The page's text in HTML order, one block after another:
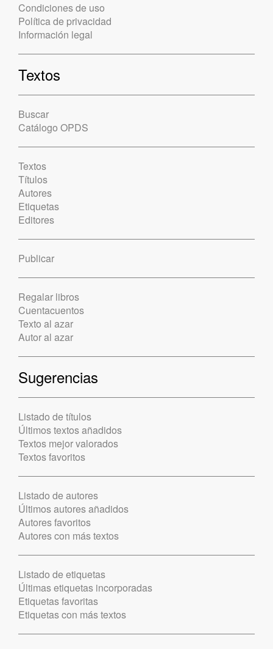
Condiciones de uso
Política de privacidad
Información legal
Textos
Buscar
Catálogo OPDS
Textos
Títulos
Autores
Etiquetas
Editores
Publicar
Regalar libros
Cuentacuentos
Texto al azar
Autor al azar
Sugerencias
Listado de títulos
Últimos textos añadidos
Textos mejor valorados
Textos favoritos
Listado de autores
Últimos autores añadidos
Autores favoritos
Autores con más textos
Listado de etiquetas
Últimas etiquetas incorporadas
Etiquetas favoritas
Etiquetas con más textos